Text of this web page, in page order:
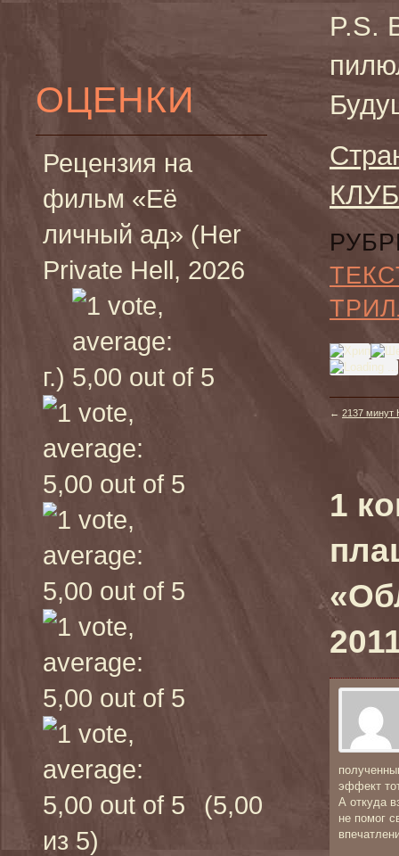
ОЦЕНКИ
Рецензия на
фильм «Её
личный ад» (Her
Private Hell, 2026
г.)
(5,00
из 5)
P.S.
← 2137 минут
1
эффект
А откуда
не помог